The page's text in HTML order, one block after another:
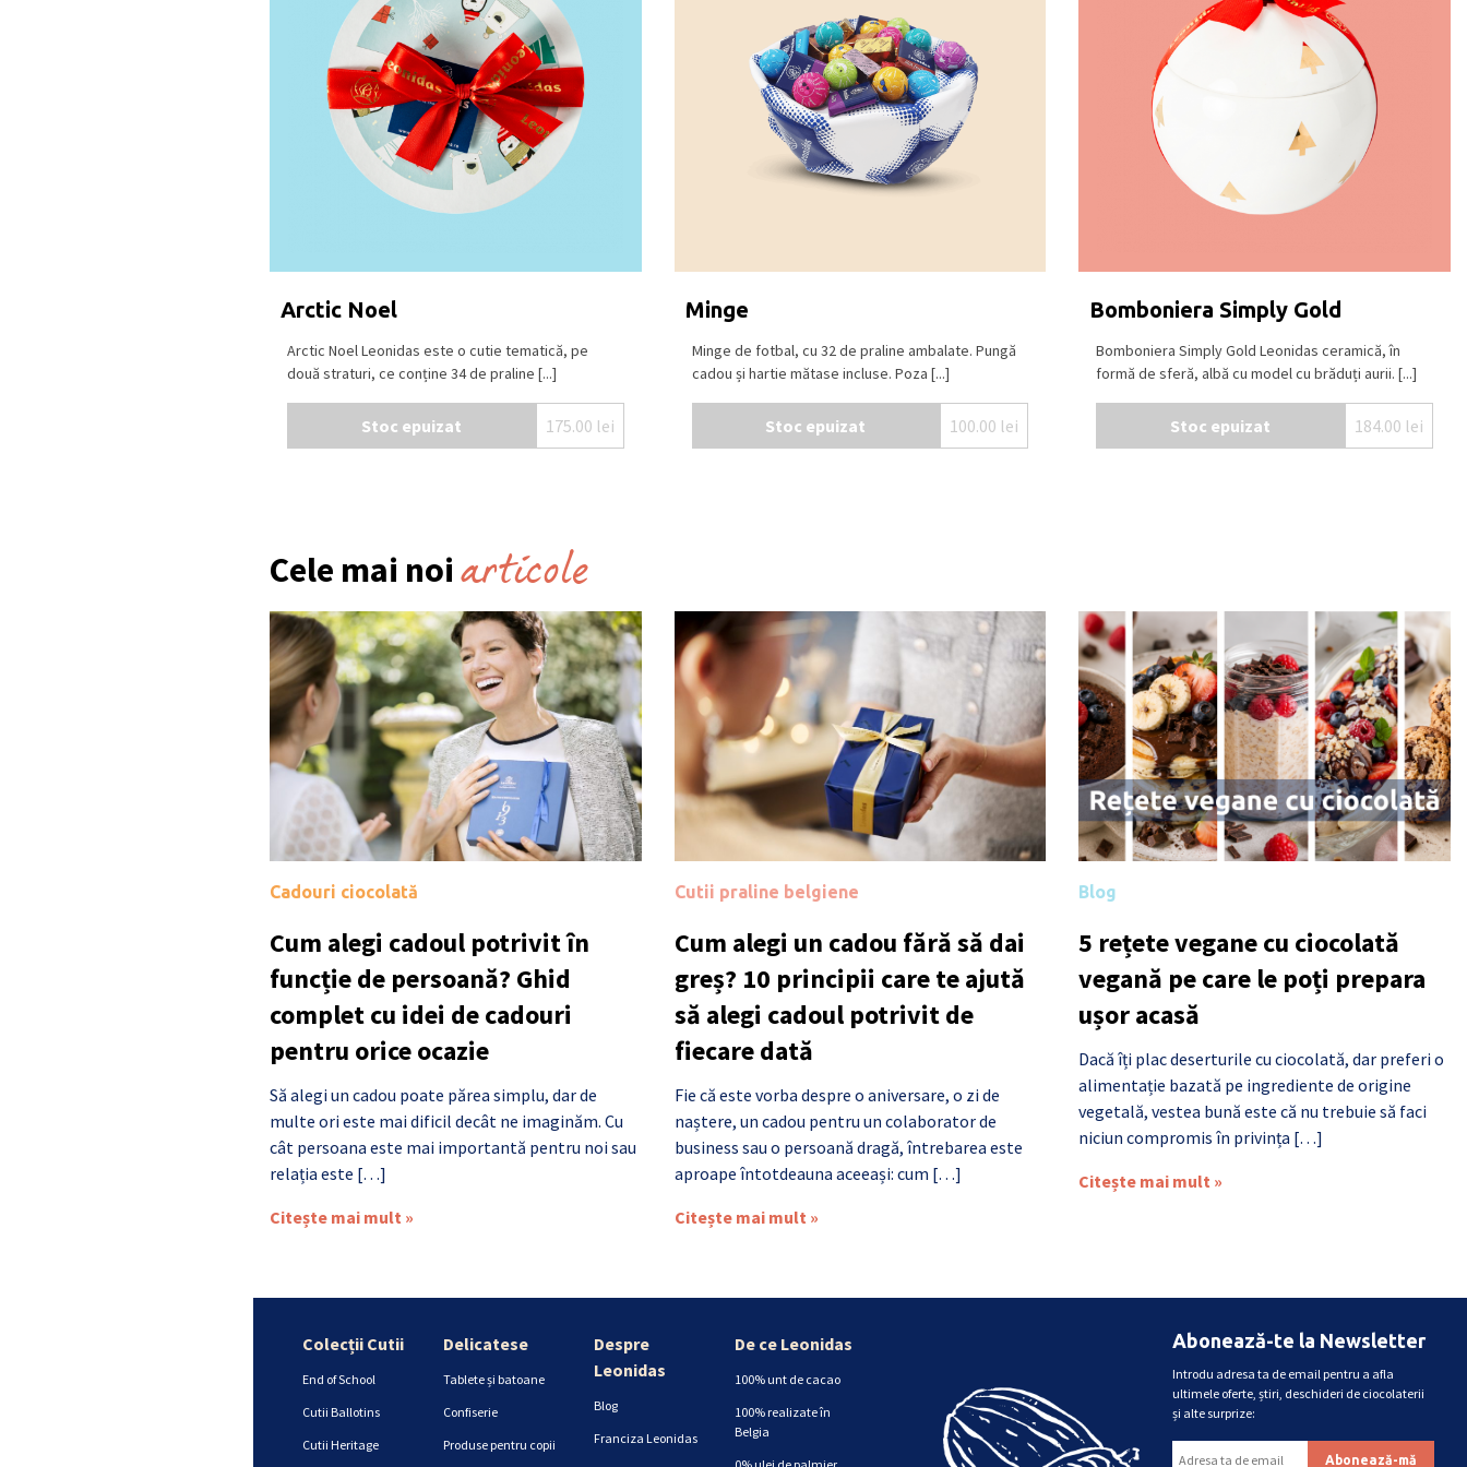
cacao), ciocolata alba.
Se pastreaza la loc uscat si racoros, la o temperatura intre 15⁰C –
18⁰C.Produs in Belgia.
Arctic Noel
Arctic Noel Leonidas este o cutie tematică, pe
două straturi, ce conține 34 de praline [...]
Stoc epuizat 175.00 lei
Minge
Minge de fotbal, cu 32 de praline ambalate. Pungă
cadou și hartie mătase incluse. Poza [...]
Stoc epuizat 100.00 lei
Bomboniera Simply Gold
Bomboniera Simply Gold Leonidas ceramică, în
formă de sferă, albă cu model cu brăduți aurii. [...]
Stoc epuizat 184.00 lei
Cele mai noi articole
Cadouri ciocolată
Cum alegi cadoul potrivit în
funcție de persoană? Ghid
complet cu idei de cadouri
pentru orice ocazie
Să alegi un cadou poate părea simplu, dar de
multe ori este mai dificil decât ne imaginăm. Cu
cât persoana este mai importantă pentru noi sau
relația este […]
Citește mai mult »
Cutii praline belgiene
Cum alegi un cadou fără să dai
greș? 10 principii care te ajută
să alegi cadoul potrivit de
fiecare dată
Fie că este vorba despre o aniversare, o zi de
naștere, un cadou pentru un colaborator de
business sau o persoană dragă, întrebarea este
aproape întotdeauna aceeași: cum […]
Citește mai mult »
Blog
5 rețete vegane cu ciocolată
vegană pe care le poți prepara
ușor acasă
Dacă îți plac deserturile cu ciocolată, dar preferi o
alimentație bazată pe ingrediente de origine
vegetală, vestea bună este că nu trebuie să faci
niciun compromis în privința […]
Citește mai mult »
Colecții Cutii
End of School
Cutii Ballotins
Cutii Heritage
Delicatese
Tablete și batoane
Confiserie
Produse pentru copii
Despre
Leonidas
Blog
Franciza Leonidas
De ce Leonidas
100% unt de cacao
100% realizate în
Belgia
Abonează-te la Newsletter
Introdu adresa ta de email pentru a afla
ultimele oferte, știri, deschideri de ciocolaterii
și alte surprize: